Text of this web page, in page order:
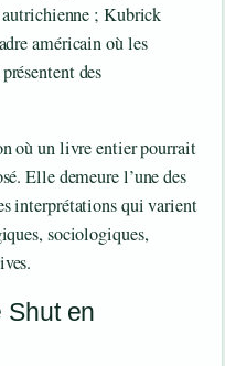
autrichienne ; Kubrick
américain où les
des
où un livre entier pourrait
Elle demeure l’une des
interprétations qui varient
sociologiques,
Shut en